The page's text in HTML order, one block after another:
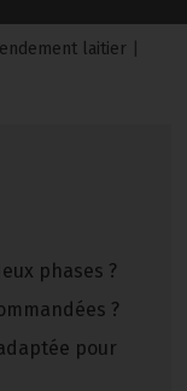
laitier
phases ?
?
pour